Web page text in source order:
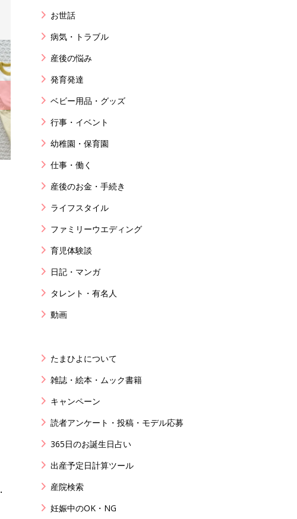
お世話
病気・トラブル
産後の悩み
発育発達
ベビー用品・グッズ
行事・イベント
幼稚園・保育園
仕事・働く
産後のお金・手続き
ライフスタイル
ファミリーウエディング
育児体験談
日記・マンガ
タレント・有名人
動画
たまひよについて
雑誌・絵本・ムック書籍
キャンペーン
読者アンケート・投稿・モデル応募
365日のお誕生日占い
出産予定日計算ツール
産院検索
妊娠中のOK・NG